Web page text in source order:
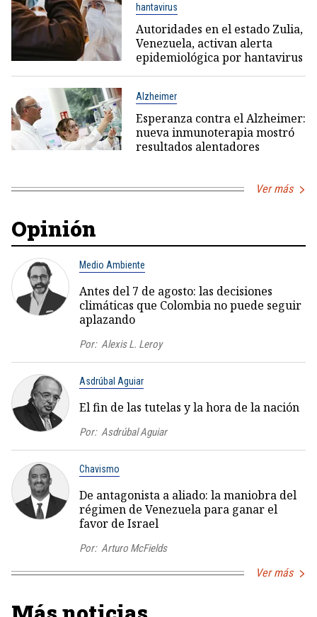
hantavirus
Autoridades en el estado Zulia,
Venezuela, activan alerta
epidemiológica por hantavirus
Alzheimer
Esperanza contra el Alzheimer:
nueva inmunoterapia mostró
resultados alentadores
Ver más
Opinión
Medio Ambiente
Antes del 7 de agosto: las decisiones
climáticas que Colombia no puede seguir
aplazando
Por: Alexis L. Leroy
Asdrúbal Aguiar
El fin de las tutelas y la hora de la nación
Por: Asdrúbal Aguiar
Chavismo
De antagonista a aliado: la maniobra del
régimen de Venezuela para ganar el
favor de Israel
Por: Arturo McFields
Ver más